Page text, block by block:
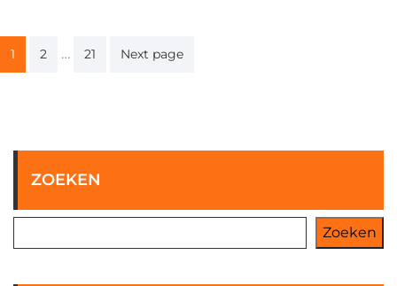
Berichten
1 2 … 21 Next page
ZOEKEN
Zoeken